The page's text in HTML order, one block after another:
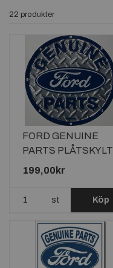
22 produkter
FORD GENUINE
PARTS PLÅTSKYLT
30cm
199,00kr
st Köp